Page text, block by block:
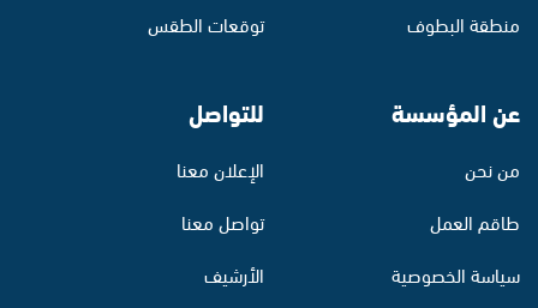
منطقة البطوف
توقعات الطقس
عن المؤسسة
من نحن
طاقم العمل
سياسة الخصوصية
للتواصل
الإعلان معنا
تواصل معنا
الأرشيف